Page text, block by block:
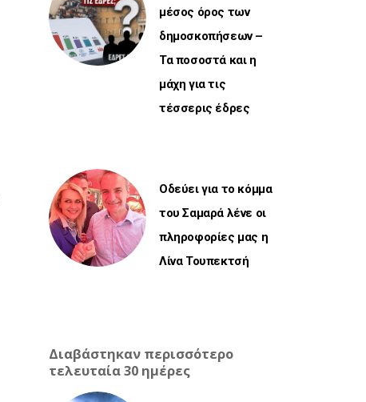
μέσος όρος των
δημοσκοπήσεων –
Τα ποσοστά και η
μάχη για τις
τέσσερις έδρες
Οδεύει για το κόμμα
του Σαμαρά λένε οι
πληροφορίες μας η
Λίνα Τουπεκτσή
Διαβάστηκαν περισσότερο
τελευταία 30 ημέρες